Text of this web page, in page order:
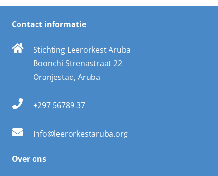
Contact informatie
Stichting Leerorkest Aruba
Boonchi Strenastraat 22
Oranjestad, Aruba
+297 56789 37
Info@leerorkestaruba.org
Over ons